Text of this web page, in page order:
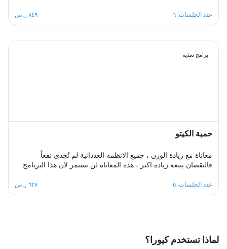
غذائية جديدة ويتابع برامج حميات يكتسب منها مهارات التنظيم
الصحي للمتناول الغذائي اليومي بما يتناسب مع حاجات جسمه من
الوزن.
عدد الجلسات: ٦ ٨٤٩ ر.س
برامج تغذية
حمية الكيتو
معاناة مع زيادة الوزن ، جميع الانظمه الغذذائية لم تُجدي نفعاً
فالنقصان يتبعه زيادة اكبر ، هذه المعاناة لن تستمر لان هذا البرنامج
وصولك للهدف ممكن ودون اي اضرار صحية مع ثبات على اسلوب
حياة صحي ومتوازن ، هذا البرنامج الغذائي مكون من خمس جلسات
عدد الجلسات: ٥ ٦٢٨ ر.س
لماذا تستخدم كيورا؟